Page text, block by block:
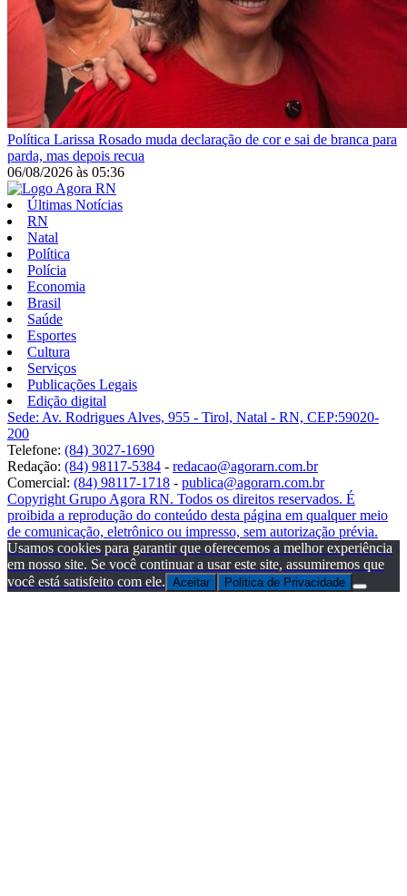
Política Larissa Rosado muda declaração de cor e sai de branca para
parda, mas depois recua
06/08/2026 às 05:36
Últimas Notícias
RN
Natal
Política
Polícia
Economia
Brasil
Saúde
Esportes
Cultura
Serviços
Publicações Legais
Edição digital
Sede: Av. Rodrigues Alves, 955 - Tirol, Natal - RN, CEP:59020-
200
Telefone: (84) 3027-1690
Redação: (84) 98117-5384 - redacao@agorarn.com.br
Comercial: (84) 98117-1718 - publica@agorarn.com.br
Copyright Grupo Agora RN. Todos os direitos reservados. É
proibida a reprodução do conteúdo desta página em qualquer meio
de comunicação, eletrônico ou impresso, sem autorização prévia.
Usamos cookies para garantir que oferecemos a melhor experiência
em nosso site. Se você continuar a usar este site, assumiremos que
você está satisfeito com ele. Aceitar Politica de Privacidade